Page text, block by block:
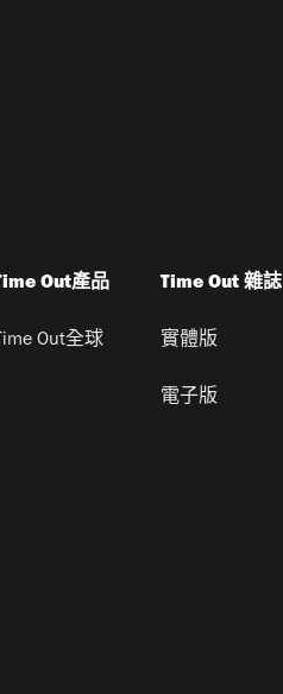
Out產品
Out全球
Time Out 雜誌
實體版
電子版